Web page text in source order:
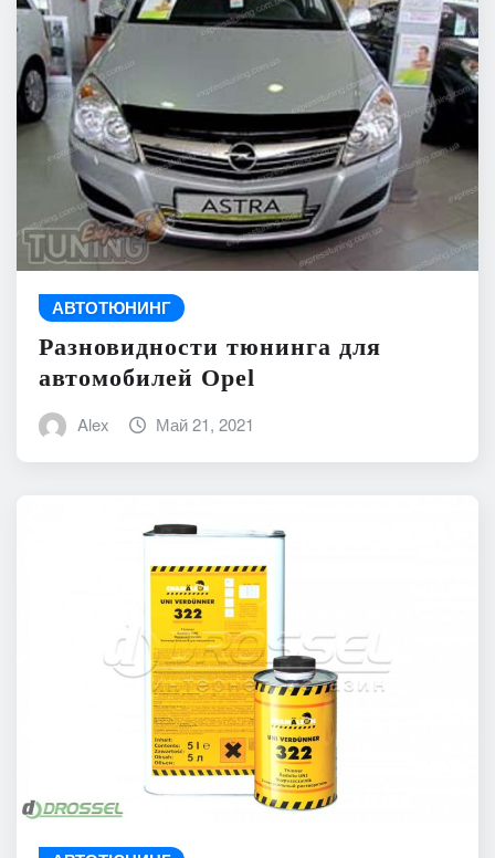
АВТОТЮНИНГ
Разновидности тюнинга для
автомобилей Opel
Alex Май 21, 2021